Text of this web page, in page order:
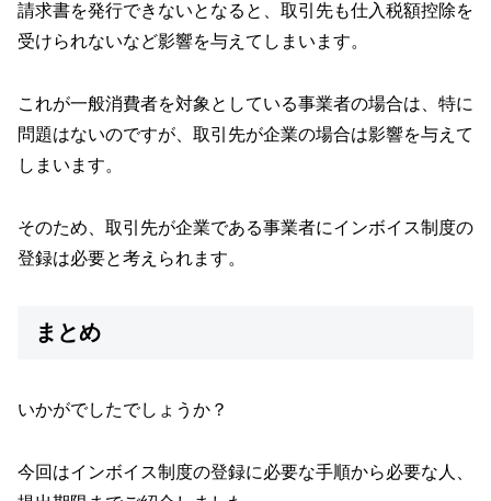
請求書を発行できないとなると、取引先も仕入税額控除を
受けられないなど影響を与えてしまいます。
これが一般消費者を対象としている事業者の場合は、特に
問題はないのですが、取引先が企業の場合は影響を与えて
しまいます。
そのため、取引先が企業である事業者にインボイス制度の
登録は必要と考えられます。
まとめ
いかがでしたでしょうか？
今回はインボイス制度の登録に必要な手順から必要な人、